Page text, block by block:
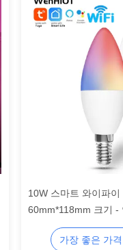
10W 스마트 와이파이
60mm*118mm 크기 -
가장 좋은 가